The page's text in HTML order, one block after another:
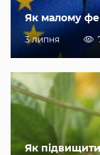
Як малому
3 липня
Як підвищити